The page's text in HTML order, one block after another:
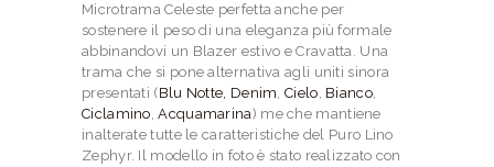
Microtrama Celeste perfetta anche per
sostenere il peso di una eleganza più formale
abbinandovi un Blazer estivo e Cravatta. Una
trama che si pone alternativa agli uniti sinora
presentati (Blu Notte, Denim,Cielo, Bianco,
Ciclamino,Acquamarina) me che mantiene
inalterate tutte le caratteristiche del Puro Lino
Zephyr. Il modello in foto è stato realizzato con